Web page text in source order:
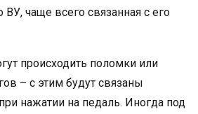
чаще всего связанная с его
происходить поломки или
– с этим будут связаны
нажатии на педаль. Иногда под